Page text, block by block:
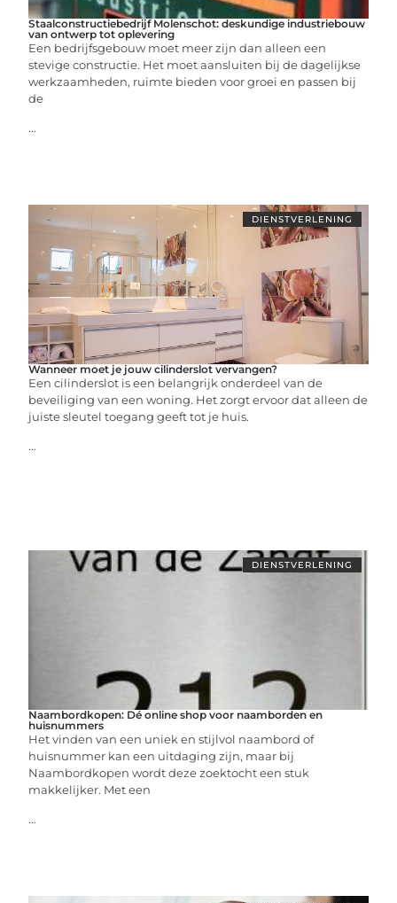
Staalconstructiebedrijf Molenschot: deskundige industriebouw
van ontwerp tot oplevering
Een bedrijfsgebouw moet meer zijn dan alleen een
stevige constructie. Het moet aansluiten bij de dagelijkse
werkzaamheden, ruimte bieden voor groei en passen bij
de
...
DIENSTVERLENING
Wanneer moet je jouw cilinderslot vervangen?
Een cilinderslot is een belangrijk onderdeel van de
beveiliging van een woning. Het zorgt ervoor dat alleen de
juiste sleutel toegang geeft tot je huis.
...
DIENSTVERLENING
Naambordkopen: Dé online shop voor naamborden en
huisnummers
Het vinden van een uniek en stijlvol naambord of
huisnummer kan een uitdaging zijn, maar bij
Naambordkopen wordt deze zoektocht een stuk
makkelijker. Met een
...